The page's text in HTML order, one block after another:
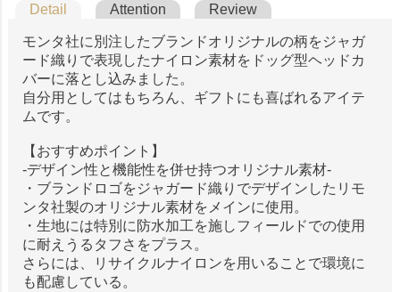
Detail Attention Review
モンタ社に別注したブランドオリジナルの柄をジャガ
ード織りで表現したナイロン素材をドッグ型ヘッドカ
バーに落とし込みました。
自分用としてはもちろん、ギフトにも喜ばれるアイテ
ムです。
【おすすめポイント】
-デザイン性と機能性を併せ持つオリジナル素材-
・ブランドロゴをジャガード織りでデザインしたリモ
ンタ社製のオリジナル素材をメインに使用。
・生地には特別に防水加工を施しフィールドでの使用
に耐えうるタフさをプラス。
さらには、リサイクルナイロンを用いることで環境に
も配慮している。